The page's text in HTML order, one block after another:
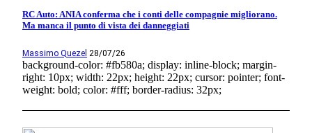
RC Auto: ANIA conferma che i conti delle compagnie migliorano.
Ma manca il punto di vista dei danneggiati
Massimo Quezel 28/07/26
background-color: #fb580a; display: inline-block; margin-
right: 10px; width: 22px; height: 22px; cursor: pointer; font-
weight: bold; color: #fff; border-radius: 32px;